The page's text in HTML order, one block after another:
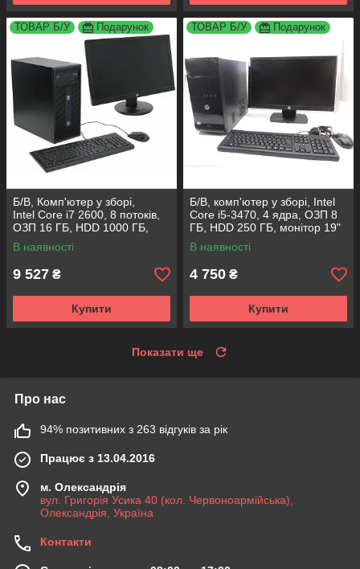
ТОВАР Б/У Подарунок
Б/В, Комп'ютер у зборі,
Intel Core i7 2600, 8 потоків,
ОЗП 16 ГБ, HDD 1000 ГБ,
відео 4 ГБ, монітор 19"
В наявності
9 527 ₴
Купити
ТОВАР Б/У Подарунок
Б/В, комп'ютер у зборі, Intel
Core i5-3470, 4 ядра, ОЗП 8
ГБ, HDD 250 ГБ, монітор 19"
В наявності
4 750 ₴
Купити
Показати ще
Про нас
94% позитивних з 263 відгуків за рік
Працює з 13.04.2016
м. Олександрія
вул. Григорія Усика 40 (кол. Червоноармійська),
Олександрія, Україна
Контакти